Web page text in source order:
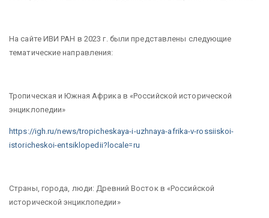
На сайте ИВИ РАН в 2023 г. были представлены следующие
тематические направления:
Тропическая и Южная Африка в «Российской исторической
энциклопедии»
https://igh.ru/news/tropicheskaya-i-uzhnaya-afrika-v-rossiiskoi-
istoricheskoi-entsiklopedii?locale=ru
Страны, города, люди: Древний Восток в «Российской
исторической энциклопедии»